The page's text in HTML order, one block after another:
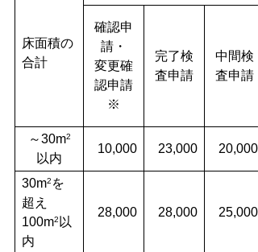
床面積の
合計
確認申
請・
変更確
認申請
※
完了検
査申請
中間検
査申請
～30m2
以内
10,000 23,000 20,000
30m2 を
超え
100m2 以
内
28,000 28,000 25,000